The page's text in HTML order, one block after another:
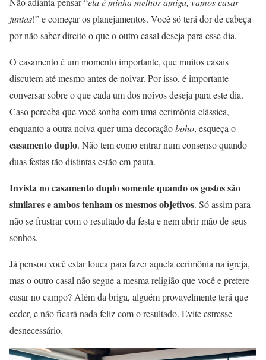
juntas!” e começar os planejamentos. Você só terá dor de cabeça
por não saber direito o que o outro casal deseja para esse dia.
O casamento é um momento importante, que muitos casais
discutem até mesmo antes de noivar. Por isso, é importante
conversar sobre o que cada um dos noivos deseja para este dia.
Caso perceba que você sonha com uma cerimônia clássica,
enquanto a outra noiva quer uma decoraçãoboho, esqueça o
casamento duplo. Não tem como entrar num consenso quando
duas festas tão distintas estão em pauta.
Invista no casamento duplo somente quando os gostos são
similares e ambos tenham os mesmos objetivos. Só assim para
não se frustrar com o resultado da festa e nem abrir mão de seus
sonhos.
Já pensou você estar louca para fazer aquela cerimônia na igreja,
mas o outro casal não segue a mesma religião que você e prefere
casar no campo? Além da briga, alguém provavelmente terá que
ceder, e não ficará nada feliz com o resultado. Evite estresse
desnecessário.